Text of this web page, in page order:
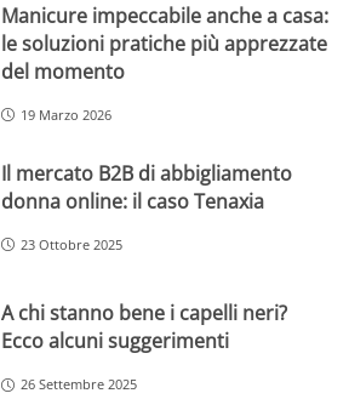
Manicure impeccabile anche a casa:
le soluzioni pratiche più apprezzate
del momento
19 Marzo 2026
Il mercato B2B di abbigliamento
donna online: il caso Tenaxia
23 Ottobre 2025
A chi stanno bene i capelli neri?
Ecco alcuni suggerimenti
26 Settembre 2025